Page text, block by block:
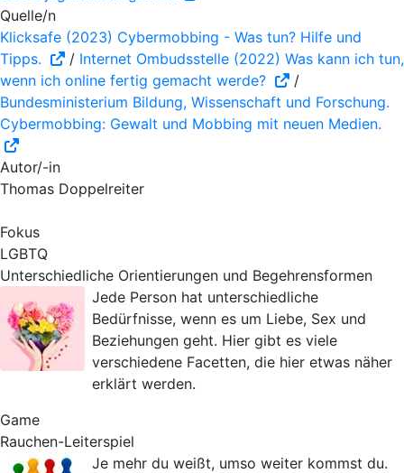
Quelle/n
Klicksafe (2023) Cybermobbing - Was tun? Hilfe und
Tipps.
/ Internet Ombudsstelle (2022) Was kann ich tun,
wenn ich online fertig gemacht werde?
/
Bundesministerium Bildung, Wissenschaft und Forschung.
Cybermobbing: Gewalt und Mobbing mit neuen Medien.
Autor/-in
Thomas Doppelreiter
Fokus
LGBTQ
Unterschiedliche Orientierungen und Begehrensformen
Jede Person hat unterschiedliche
Bedürfnisse, wenn es um Liebe, Sex und
Beziehungen geht. Hier gibt es viele
verschiedene Facetten, die hier etwas näher
erklärt werden.
Game
Rauchen-Leiterspiel
Je mehr du weißt, umso weiter kommst du.